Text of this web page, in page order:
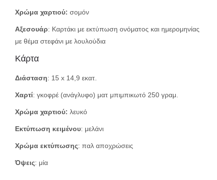
Χρώμα χαρτιού: σομόν
Αξεσουάρ: Καρτάκι με εκτύπωση ονόματος και ημερομηνίας
με θέμα στεφάνι με λουλούδια
Κάρτα
Διάσταση: 15 x 14,9 εκατ.
Χαρτί: γκοφρέ (ανάγλυφο) ματ μπιμπικωτό 250 γραμ.
Χρώμα χαρτιού: λευκό
Εκτύπωση κειμένου: μελάνι
Χρώμα εκτύπωσης: παλ αποχρώσεις
Όψεις: μία